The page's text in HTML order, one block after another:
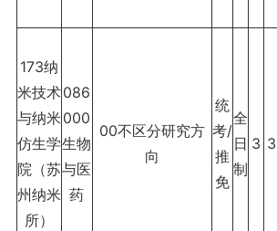
173纳
米技术
与纳米
仿生学
院（苏
州纳米
所）
086
000
生物
与医
药
00不区分研究方
向
统
考/
推
免
全
日
制
3 3